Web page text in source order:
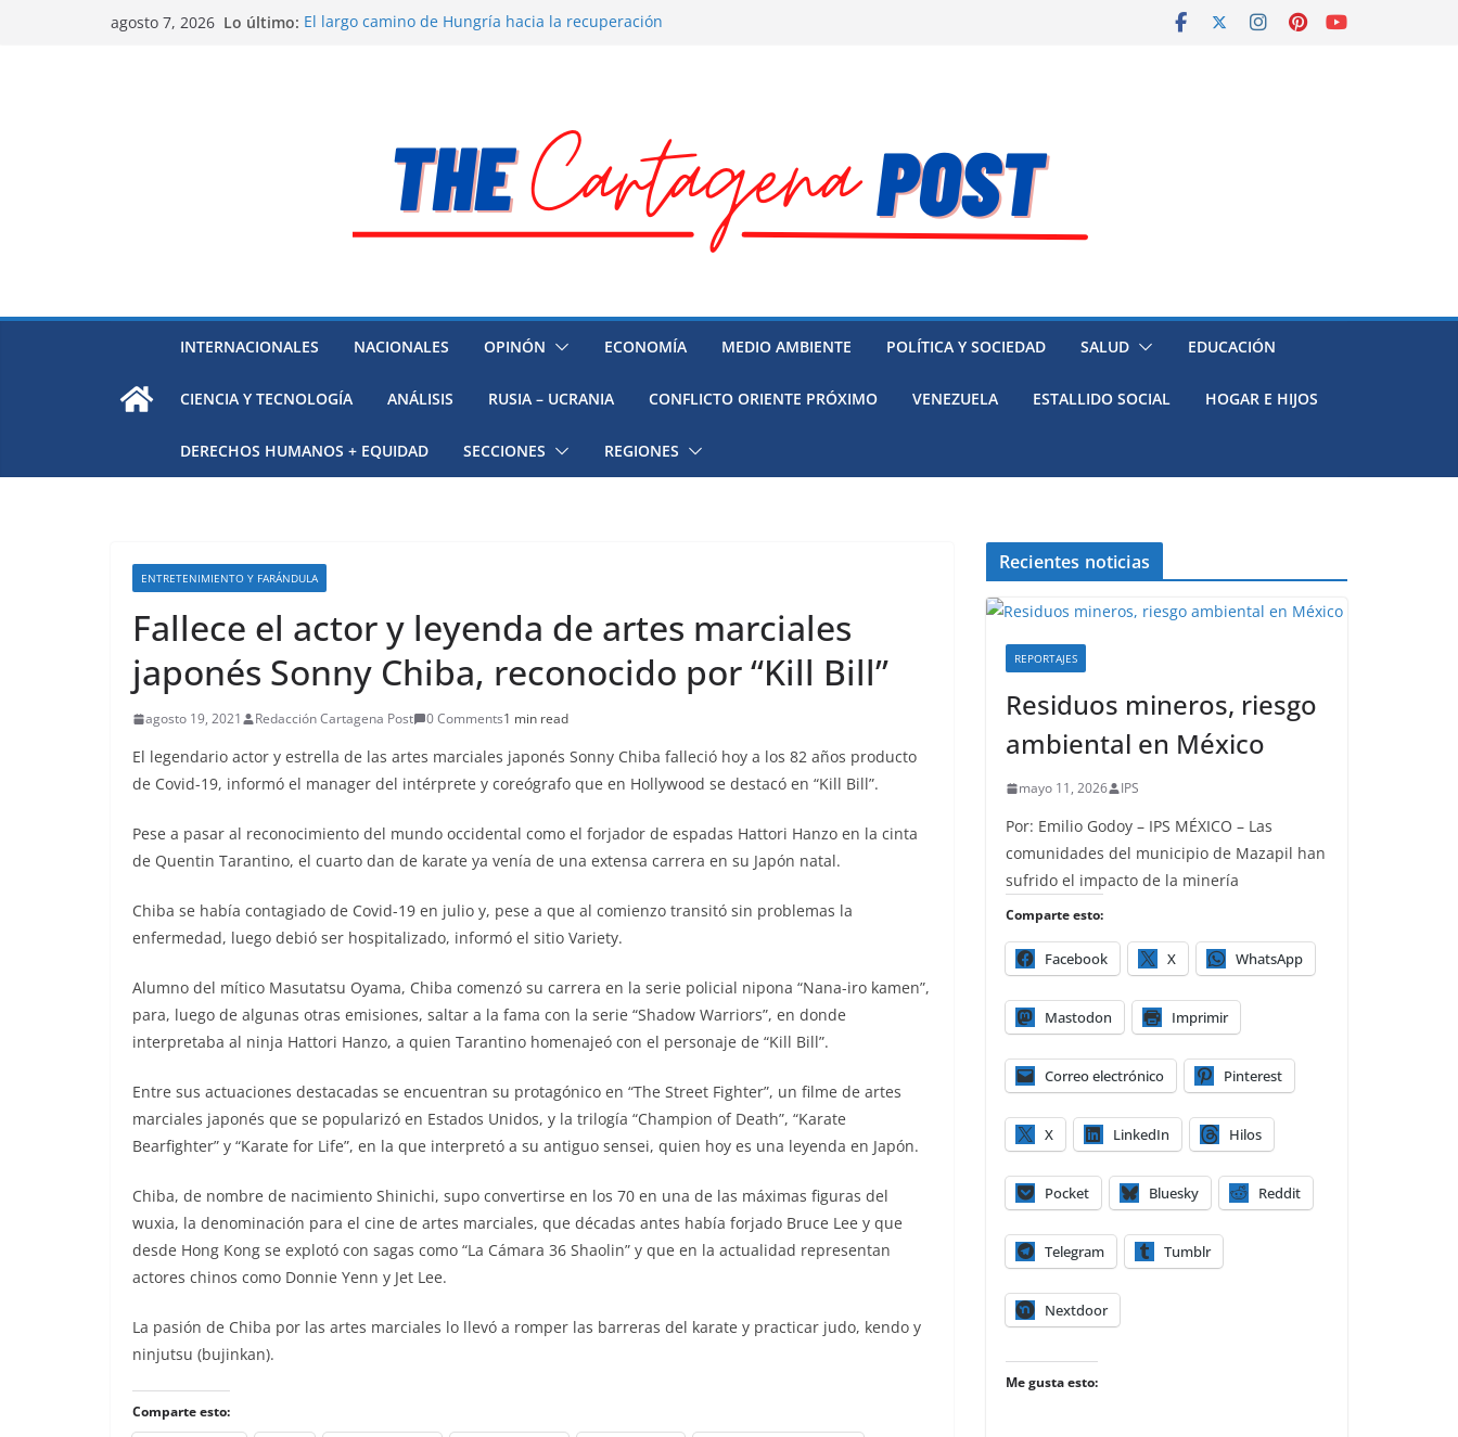
agosto 7, 2026 Lo último: El largo camino de Hungría hacia la recuperación
El océano Pacífico bajo presión y su región finalmente
respaldada con pruebas
INTERNACIONALES NACIONALES OPINÓN ECONOMÍA MEDIO AMBIENTE POLÍTICA Y SOCIEDAD SALUD EDUCACIÓN
CIENCIA Y TECNOLOGÍA ANÁLISIS RUSIA – UCRANIA CONFLICTO ORIENTE PRÓXIMO VENEZUELA ESTALLIDO SOCIAL HOGAR E HIJOS
DERECHOS HUMANOS + EQUIDAD SECCIONES REGIONES
ENTRETENIMIENTO Y FARÁNDULA
Fallece el actor y leyenda de artes marciales
japonés Sonny Chiba, reconocido por “Kill Bill”
agosto 19, 2021 Redacción Cartagena Post 0 Comments1 min read
El legendario actor y estrella de las artes marciales japonés Sonny Chiba falleció hoy a los 82 años producto
de Covid-19, informó el manager del intérprete y coreógrafo que en Hollywood se destacó en “Kill Bill”.
Pese a pasar al reconocimiento del mundo occidental como el forjador de espadas Hattori Hanzo en la cinta
de Quentin Tarantino, el cuarto dan de karate ya venía de una extensa carrera en su Japón natal.
Chiba se había contagiado de Covid-19 en julio y, pese a que al comienzo transitó sin problemas la
enfermedad, luego debió ser hospitalizado, informó el sitio Variety.
Alumno del mítico Masutatsu Oyama, Chiba comenzó su carrera en la serie policial nipona “Nana-iro kamen”,
para, luego de algunas otras emisiones, saltar a la fama con la serie “Shadow Warriors”, en donde
interpretaba al ninja Hattori Hanzo, a quien Tarantino homenajeó con el personaje de “Kill Bill”.
Entre sus actuaciones destacadas se encuentran su protagónico en “The Street Fighter”, un filme de artes
marciales japonés que se popularizó en Estados Unidos, y la trilogía “Champion of Death”, “Karate
Bearfighter” y “Karate for Life”, en la que interpretó a su antiguo sensei, quien hoy es una leyenda en Japón.
Chiba, de nombre de nacimiento Shinichi, supo convertirse en los 70 en una de las máximas figuras del
wuxia, la denominación para el cine de artes marciales, que décadas antes había forjado Bruce Lee y que
desde Hong Kong se explotó con sagas como “La Cámara 36 Shaolin” y que en la actualidad representan
actores chinos como Donnie Yenn y Jet Lee.
La pasión de Chiba por las artes marciales lo llevó a romper las barreras del karate y practicar judo, kendo y
ninjutsu (bujinkan).
Comparte esto:
Recientes noticias
REPORTAJES
Residuos mineros, riesgo
ambiental en México
mayo 11, 2026 IPS
Por: Emilio Godoy – IPS MÉXICO – Las
comunidades del municipio de Mazapil han
sufrido el impacto de la minería
Comparte esto:
Facebook X WhatsApp
Mastodon Imprimir
Correo electrónico Pinterest
X LinkedIn Hilos
Pocket Bluesky Reddit
Telegram Tumblr
Nextdoor
Me gusta esto: